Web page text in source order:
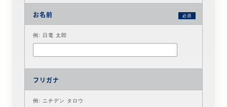
お名前 必須
例: 日電 太郎
フリガナ
例: ニチデン タロウ